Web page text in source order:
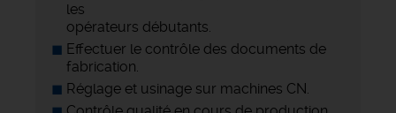
les
opérateurs débutants.
Effectuer le contrôle des documents de
fabrication.
Réglage et usinage sur machines CN.